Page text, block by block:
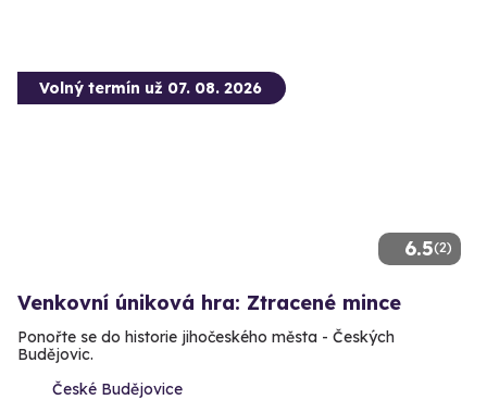
6.5(2)
Volný termín už 07. 08. 2026
Venkovní úniková hra: Ztracené mince
Ponořte se do historie jihočeského města - Českých
Budějovic.
České Budějovice